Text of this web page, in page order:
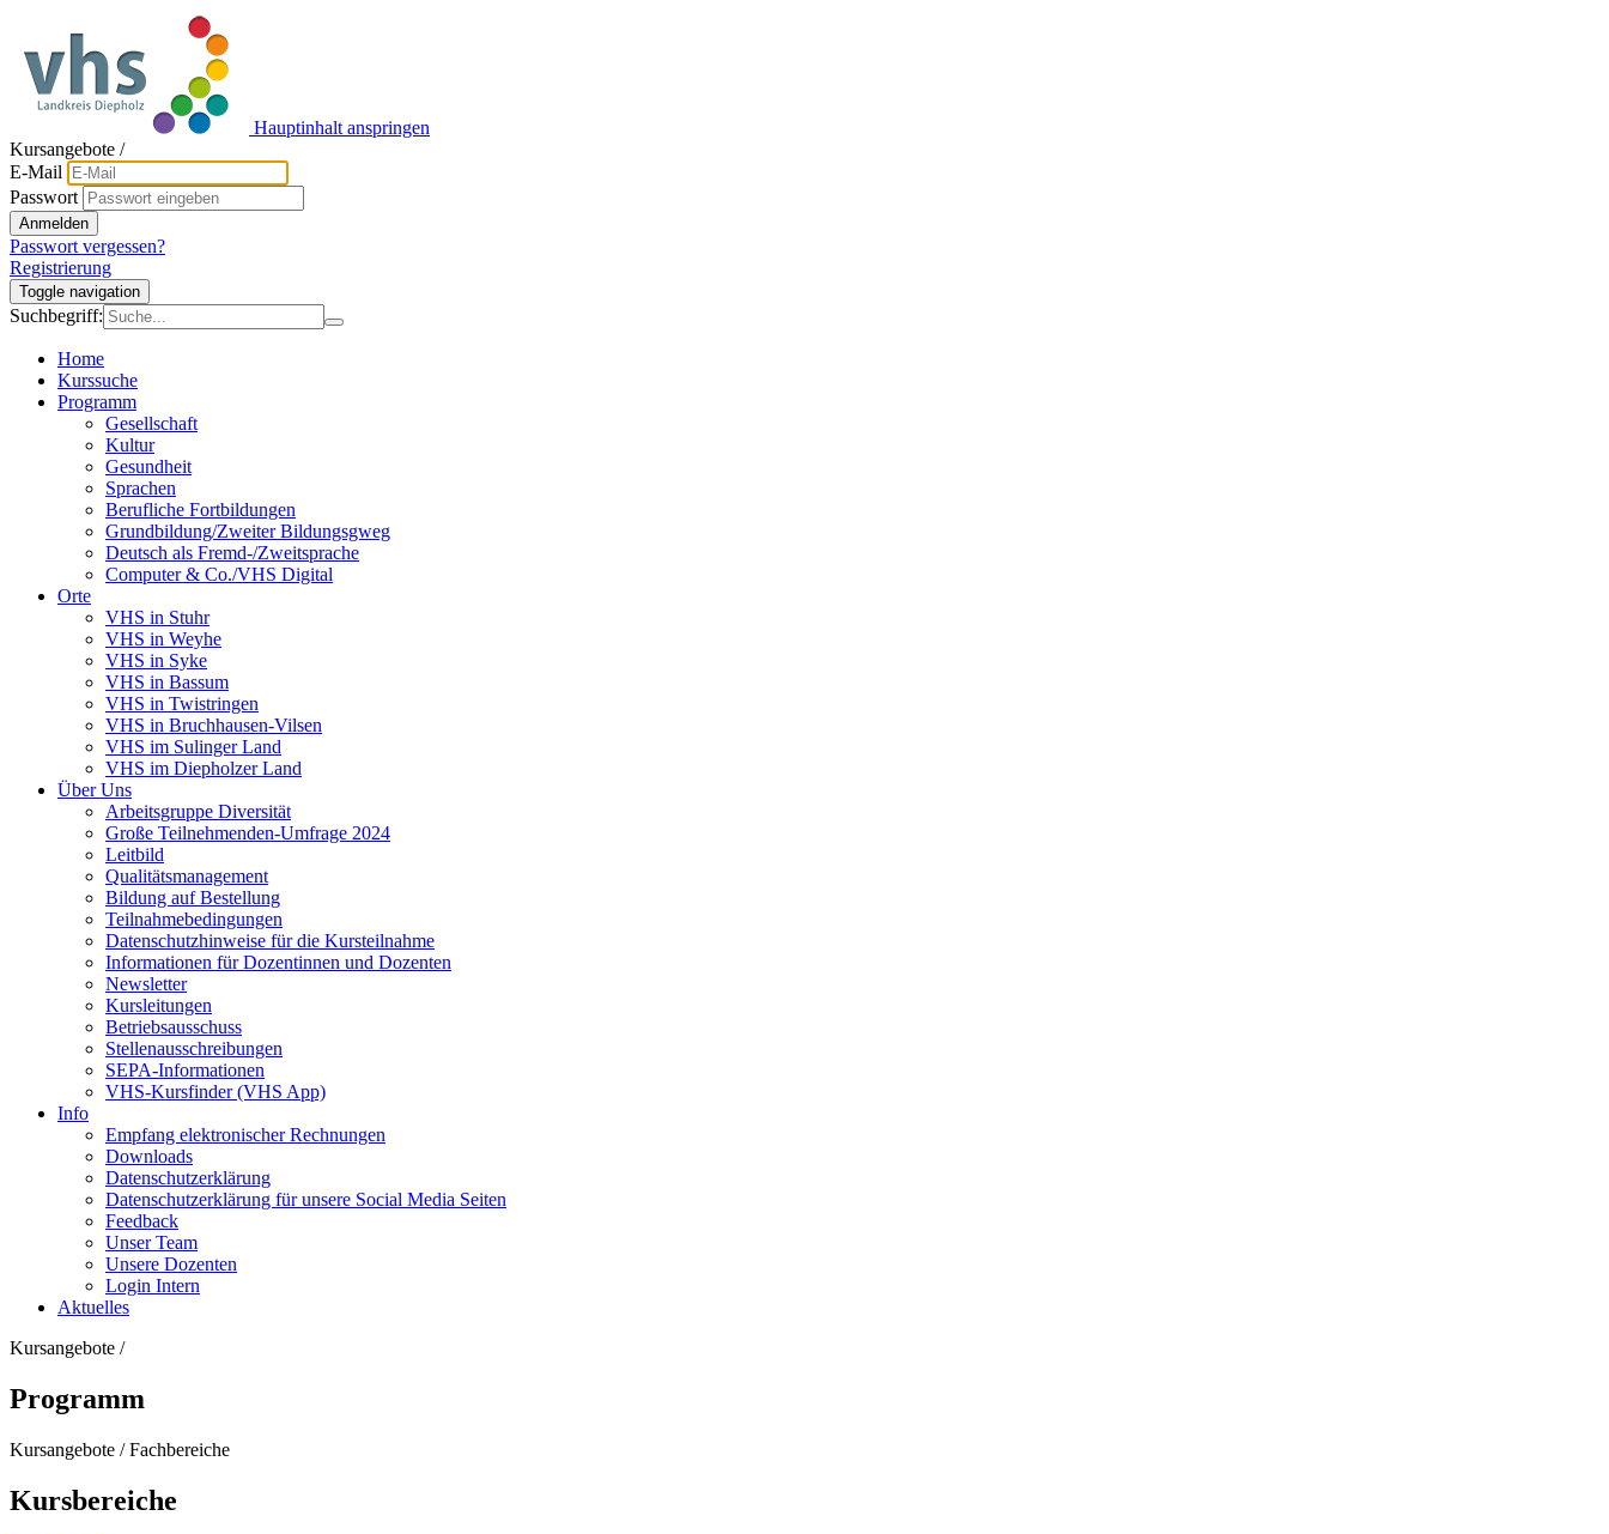
Hauptinhalt anspringen
Kursangebote /
E-Mail
Passwort
Anmelden
Passwort vergessen?
Registrierung
Toggle navigation
Suchbegriff:
Home
Kurssuche
Programm
Gesellschaft
Kultur
Gesundheit
Sprachen
Berufliche Fortbildungen
Grundbildung/Zweiter Bildungsgweg
Deutsch als Fremd-/Zweitsprache
Computer & Co./VHS Digital
Orte
VHS in Stuhr
VHS in Weyhe
VHS in Syke
VHS in Bassum
VHS in Twistringen
VHS in Bruchhausen-Vilsen
VHS im Sulinger Land
VHS im Diepholzer Land
Über Uns
Arbeitsgruppe Diversität
Große Teilnehmenden-Umfrage 2024
Leitbild
Qualitätsmanagement
Bildung auf Bestellung
Teilnahmebedingungen
Datenschutzhinweise für die Kursteilnahme
Informationen für Dozentinnen und Dozenten
Newsletter
Kursleitungen
Betriebsausschuss
Stellenausschreibungen
SEPA-Informationen
VHS-Kursfinder (VHS App)
Info
Empfang elektronischer Rechnungen
Downloads
Datenschutzerklärung
Datenschutzerklärung für unsere Social Media Seiten
Feedback
Unser Team
Unsere Dozenten
Login Intern
Aktuelles
Kursangebote /
Programm
Kursangebote /Fachbereiche
Kursbereiche